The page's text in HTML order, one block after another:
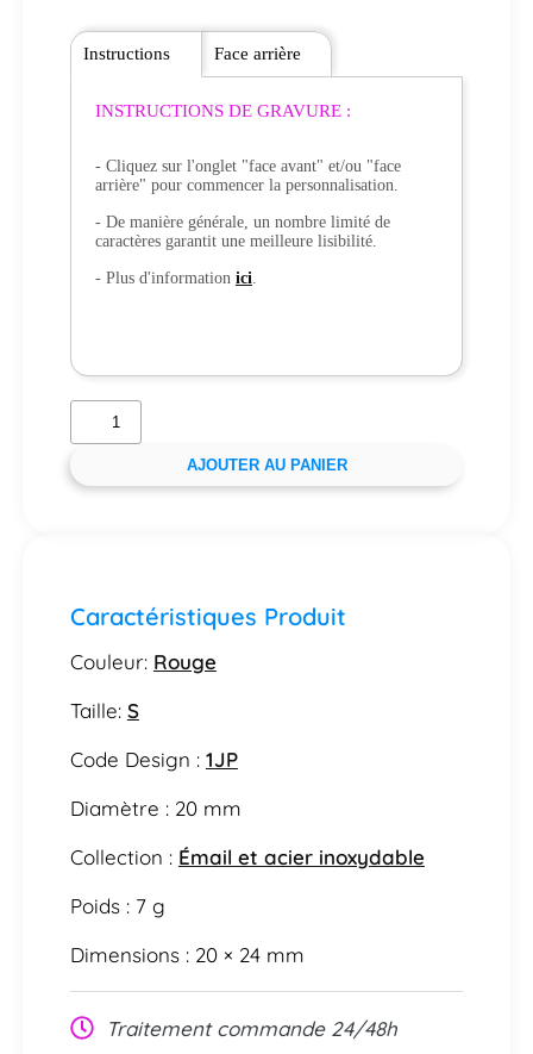
Instructions
INSTRUCTIONS DE GRAVURE :
- Cliquez sur l'onglet "face avant" et/ou "face
arrière" pour commencer la personnalisation.
- De manière générale, un nombre limité de
caractères garantit une meilleure lisibilité.
- Plus d'information ici.
Face arrière
AJOUTER AU PANIER
Caractéristiques Produit
Couleur: Rouge
Taille: S
Code Design : 1JP
Diamètre : 20 mm
Collection : Émail et acier inoxydable
Poids : 7 g
Dimensions : 20 × 24 mm
Traitement commande 24/48h